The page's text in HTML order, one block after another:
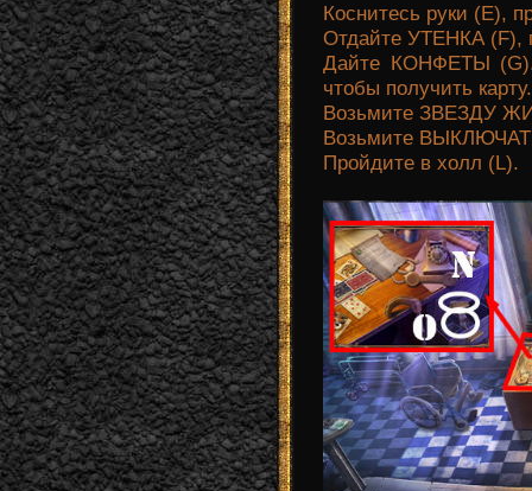
Коснитесь руки (E),
Отдайте УТЕНКА (F),
Дайте КОНФЕТЫ
чтобы получить карту.
Возьмите ЗВЕЗДУ
Возьмите
Пройдите в холл (L).